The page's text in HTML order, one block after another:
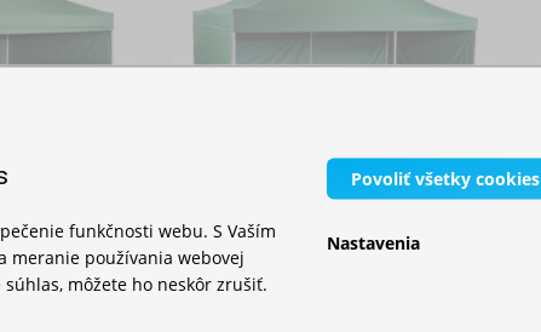
3x4,5m -
Rozkladací stan 3x6m -
hliníkový hexagon
funkčnosti webu. S Vaším
meranie používania webovej
môžete ho neskôr zrušiť.
Povoliť všetky cookies
Nastavenia